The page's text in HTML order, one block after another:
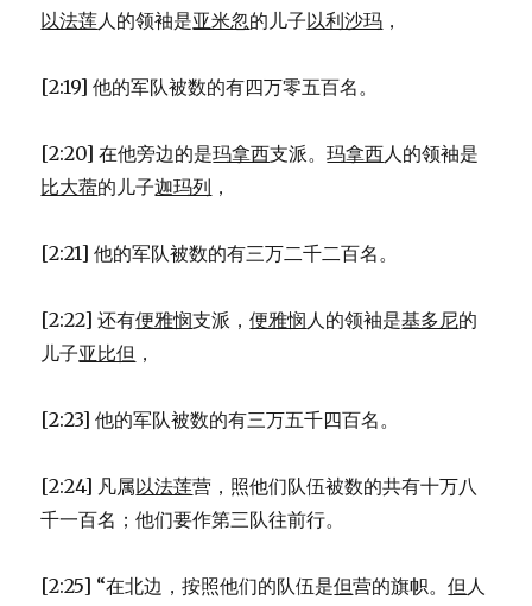
以法莲人的领袖是亚米忽的儿子以利沙玛 ，
[2:19] 他的军队被数的有四万零五百名。
[2:20] 在他旁边的是玛拿西支派。玛拿西人的领袖是
比大蓿的儿子迦玛列 ，
[2:21] 他的军队被数的有三万二千二百名。
[2:22] 还有便雅悯支派，便雅悯人的领袖是基多尼的
儿子亚比但 ，
[2:23] 他的军队被数的有三万五千四百名。
[2:24] 凡属以法莲营，照他们队伍被数的共有十万八
千一百名；他们要作第三队往前行。
[2:25] “在北边，按照他们的队伍是但营的旗帜。但 人